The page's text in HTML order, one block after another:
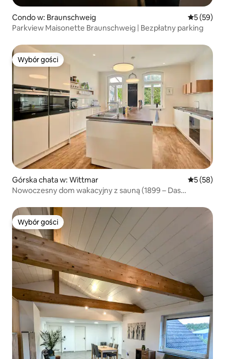
Condo w: Braunschweig Średnia
5 (59)
Parkview Maisonette Braunschweig | Bezpłatny parking
Wybór gości
Wybór gości
Górska chata w: Wittmar Średnia
5 (58)
Nowoczesny dom wakacyjny z sauną (1899 – Das
Wybór gości
Wybór gości